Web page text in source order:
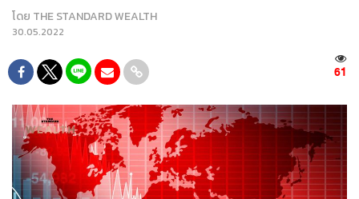
โดย THE STANDARD WEALTH
30.05.2022
61